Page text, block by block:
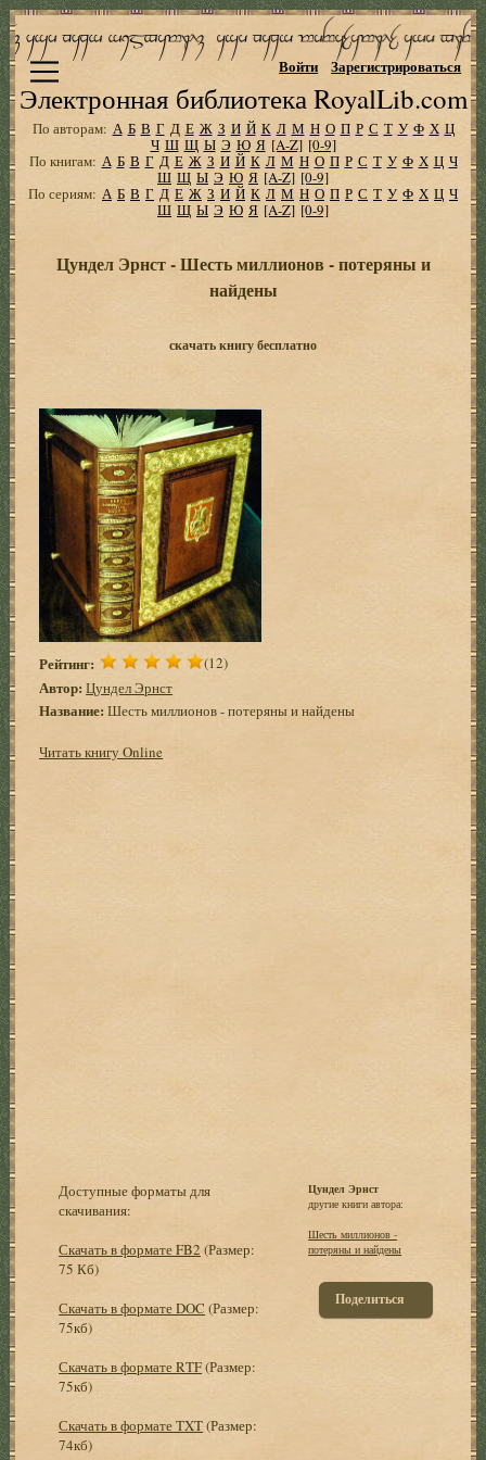
Электронная библиотека RoyalLib.com
Войти Зарегистрироваться
По авторам: А Б В Г Д Е Ж З И Й К Л М Н О П Р С Т У Ф Х Ц
Ч Ш Щ Ы Э Ю Я [A-Z] [0-9]
По книгам: А Б В Г Д Е Ж З И Й К Л М Н О П Р С Т У Ф Х Ц Ч
Ш Щ Ы Э Ю Я [A-Z] [0-9]
По сериям: А Б В Г Д Е Ж З И Й К Л М Н О П Р С Т У Ф Х Ц Ч
Ш Щ Ы Э Ю Я [A-Z] [0-9]
Цундел Эрнст - Шесть миллионов - потеряны и
найдены
скачать книгу бесплатно
Рейтинг: (12)
Автор: Цундел Эрнст
Название: Шесть миллионов - потеряны и найдены
Читать книгу Online
Доступные форматы для
скачивания:
Скачать в формате FB2 (Размер:
75 Кб)
Скачать в формате DOC (Размер:
75кб)
Скачать в формате RTF(Размер:
75кб)
Скачать в формате TXT(Размер:
74кб)
Цундел Эрнст
другие книги автора:
Шесть миллионов -
потеряны и найдены
Поделиться